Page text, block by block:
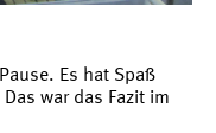
Es hat Spaß
war das Fazit im